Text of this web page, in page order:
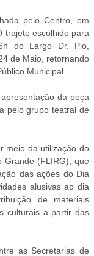
pelo Centro, em
trajeto escolhido para
do Largo Dr. Pio,
de Maio, retornando
Municipal.
da peça
pelo grupo teatral de
meio da utilização do
Grande (FLIRG), que
das ações do Dia
alusivas ao dia
de materiais
culturais a partir das
as Secretarias de